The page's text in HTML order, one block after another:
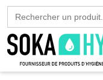
Search
for: